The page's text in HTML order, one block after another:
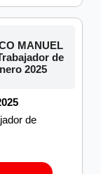
MANUEL
de
2025
de